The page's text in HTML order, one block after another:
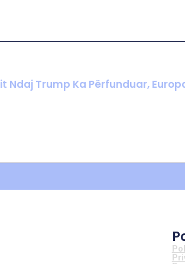
Ndaj Trump Ka Përfunduar,